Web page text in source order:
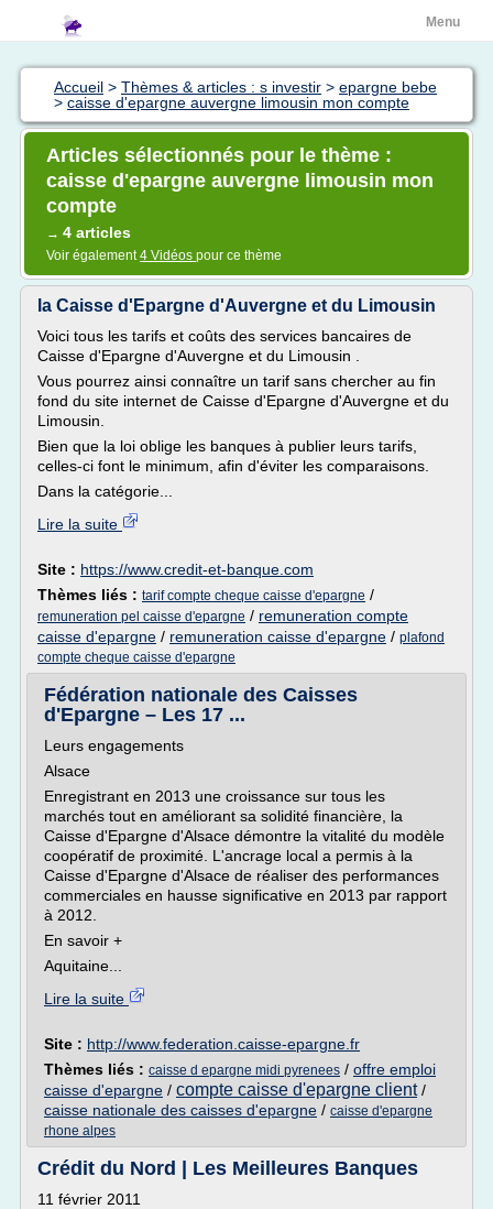
Menu
Accueil > Thèmes & articles : s investir > epargne bebe
> caisse d'epargne auvergne limousin mon compte
Articles sélectionnés pour le thème :
caisse d'epargne auvergne limousin mon
compte
→ 4 articles
Voir également4 Vidéos pour ce thème
la Caisse d'Epargne d'Auvergne et du Limousin
Voici tous les tarifs et coûts des services bancaires de
Caisse d'Epargne d'Auvergne et du Limousin .
Vous pourrez ainsi connaître un tarif sans chercher au fin
fond du site internet de Caisse d'Epargne d'Auvergne et du
Limousin.
Bien que la loi oblige les banques à publier leurs tarifs,
celles-ci font le minimum, afin d'éviter les comparaisons.
Dans la catégorie...
Lire la suite
Site : https://www.credit-et-banque.com
Thèmes liés : tarif compte cheque caisse d'epargne /
remuneration pel caisse d'epargne / remuneration compte
caisse d'epargne / remuneration caisse d'epargne / plafond
compte cheque caisse d'epargne
Fédération nationale des Caisses
d'Epargne – Les 17 ...
Leurs engagements
Alsace
Enregistrant en 2013 une croissance sur tous les
marchés tout en améliorant sa solidité financière, la
Caisse d'Epargne d'Alsace démontre la vitalité du modèle
coopératif de proximité. L'ancrage local a permis à la
Caisse d'Epargne d'Alsace de réaliser des performances
commerciales en hausse significative en 2013 par rapport
à 2012.
En savoir +
Aquitaine...
Lire la suite
Site : http://www.federation.caisse-epargne.fr
Thèmes liés : caisse d epargne midi pyrenees / offre emploi
caisse d'epargne / compte caisse d'epargne client/
caisse nationale des caisses d'epargne / caisse d'epargne
rhone alpes
Crédit du Nord | Les Meilleures Banques
11 février 2011